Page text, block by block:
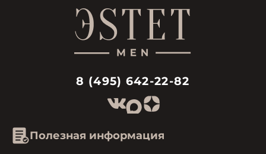
8 (495) 642-22-82
Полезная информация